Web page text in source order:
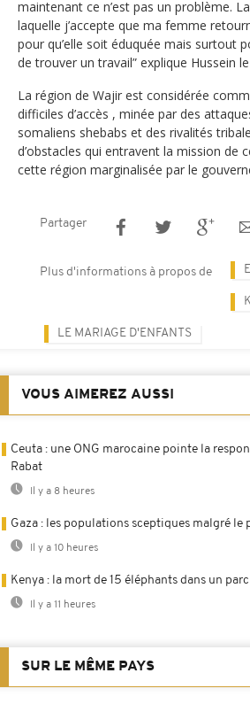
maintenant ce n’est pas un problème.
laquelle j’accepte que ma femme
pour qu’elle soit éduquée mais surtout
de trouver un travail” explique Hussein le
La région de Wajir est considérée
difficiles d’accès , minée par des
somaliens shebabs et des rivalités
d’obstacles qui entravent la mission de
cette région marginalisée par le
Partager
Plus d'informations à propos de
LE MARIAGE D'ENFANTS
VOUS AIMEREZ AUSSI
Ceuta : une ONG marocaine pointe la
Rabat
Il y a 8 heures
Gaza : les populations sceptiques malgré le
Il y a 10 heures
Kenya : la mort de 15 éléphants dans un
Il y a 11 heures
SUR LE MÊME PAYS